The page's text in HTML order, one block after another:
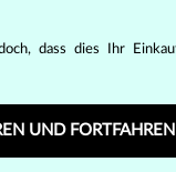
mit mittleren
Skala evaluiert:
dass dies Ihr
UND FORTFAHREN